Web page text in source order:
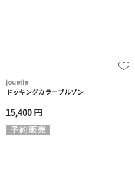
jouetie
ドッキングカラーブルゾン
15,400 円